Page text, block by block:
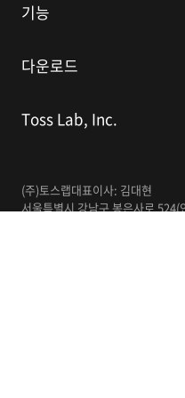
기능
다운로드
Toss Lab, Inc.
(주)토스랩대표이사: 김대현
서울특별시 강남구 봉은사로